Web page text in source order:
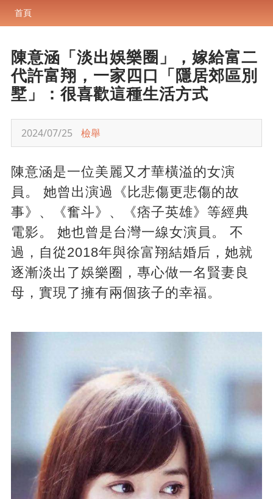
首頁
陳意涵「淡出娛樂圈」，嫁給富二
代許富翔，一家四口「隱居郊區別
墅」：很喜歡這種生活方式
2024/07/25 檢舉
陳意涵是一位美麗又才華橫溢的女演
員。 她曾出演過《比悲傷更悲傷的故
事》、《奮斗》、《痞子英雄》等經典
電影。 她也曾是台灣一線女演員。 不
過，自從2018年與徐富翔結婚后，她就
逐漸淡出了娛樂圈，專心做一名賢妻良
母，實現了擁有兩個孩子的幸福。